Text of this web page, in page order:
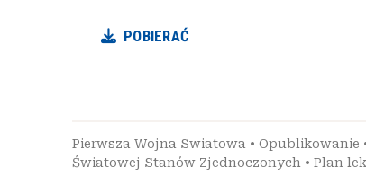
POBIERAĆ
Pierwsza Wojna Swiatowa • Opublikowanie
Światowej Stanów Zjednoczonych • Plan